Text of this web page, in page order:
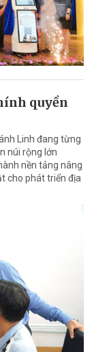
quyền
Linh đang từng
núi rộng lớn
nền tảng nâng
cho phát triển địa